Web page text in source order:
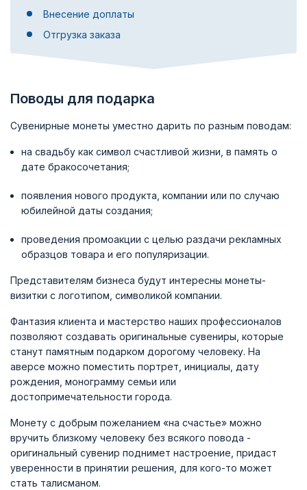
Внесение доплаты
Отгрузка заказа
Поводы для подарка
Сувенирные монеты уместно дарить по разным поводам:
на свадьбу как символ счастливой жизни, в память о
дате бракосочетания;
появления нового продукта, компании или по случаю
юбилейной даты создания;
проведения промоакции с целью раздачи рекламных
образцов товара и его популяризации.
Представителям бизнеса будут интересны монеты-
визитки с логотипом, символикой компании.
Фантазия клиента и мастерство наших профессионалов
позволяют создавать оригинальные сувениры, которые
станут памятным подарком дорогому человеку. На
аверсе можно поместить портрет, инициалы, дату
рождения, монограмму семьи или
достопримечательности города.
Монету с добрым пожеланием «на счастье» можно
вручить близкому человеку без всякого повода -
оригинальный сувенир поднимет настроение, придаст
уверенности в принятии решения, для кого-то может
стать талисманом.